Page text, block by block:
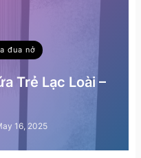
đua nở
Trẻ Lạc Loài –
16, 2025